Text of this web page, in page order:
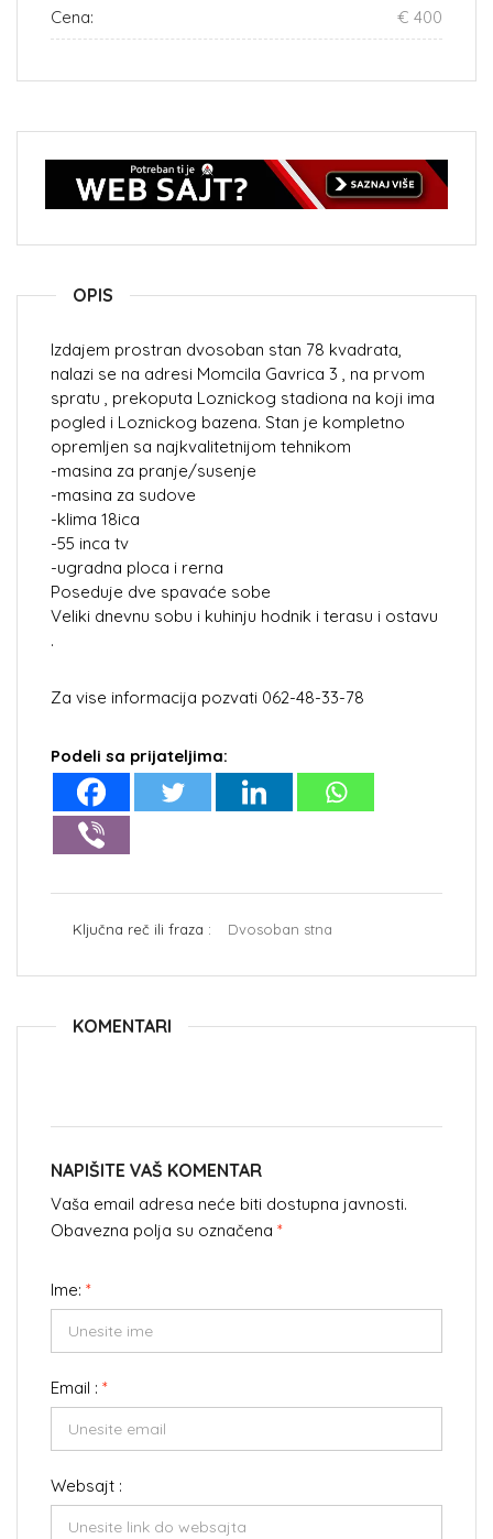
Cena: € 400
OPIS
Izdajem prostran dvosoban stan 78 kvadrata,
nalazi se na adresi Momcila Gavrica 3 , na prvom
spratu , prekoputa Loznickog stadiona na koji ima
pogled i Loznickog bazena. Stan je kompletno
opremljen sa najkvalitetnijom tehnikom
-masina za pranje/susenje
-masina za sudove
-klima 18ica
-55 inca tv
-ugradna ploca i rerna
Poseduje dve spavaće sobe
Veliki dnevnu sobu i kuhinju hodnik i terasu i ostavu
.
Za vise informacija pozvati 062-48-33-78
Podeli sa prijateljima:
Ključna reč ili fraza : Dvosoban stna
KOMENTARI
NAPIŠITE VAŠ KOMENTAR
Vaša email adresa neće biti dostupna javnosti.
Obavezna polja su označena *
Ime: *
Email : *
Websajt :